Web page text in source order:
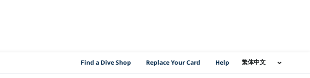
PADI Location Links
Find a Dive Shop Replace Your Card Help 繁体中文